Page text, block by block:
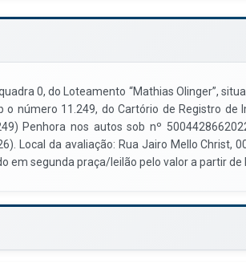
quadra 0, do Loteamento “Mathias Olinger”,
número 11.249, do Cartório de Registro
Penhora nos autos sob nº
Local da avaliação: Rua Jairo Mello Christ,
segunda praça/leilão pelo valor a partir de